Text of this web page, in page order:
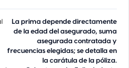
La prima depende directamente
de la edad del asegurado, suma
asegurada contratada y
frecuencias elegidas; se detalla en
la carátula de la póliza.